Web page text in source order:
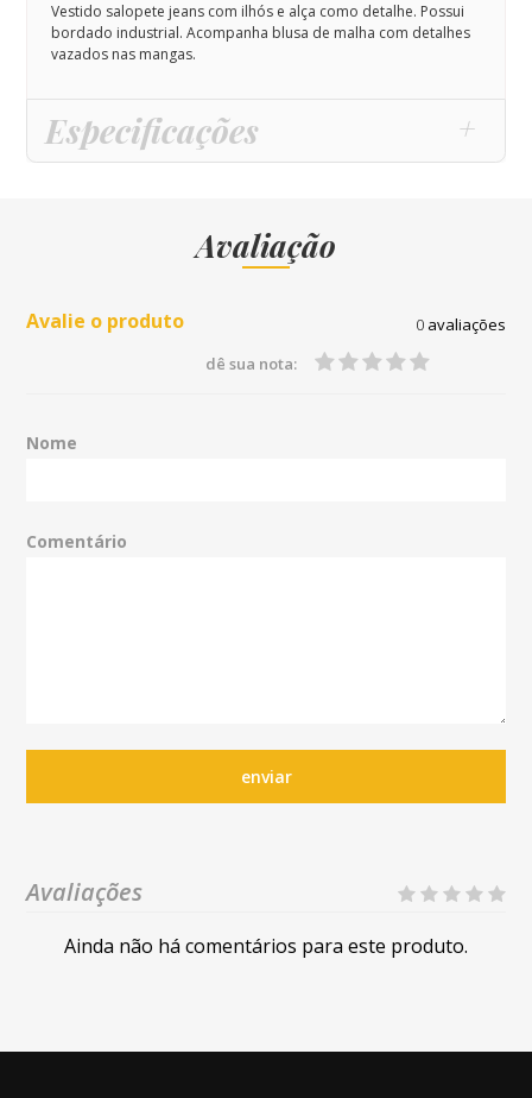
Vestido salopete jeans com ilhós e alça como detalhe. Possui
bordado industrial. Acompanha blusa de malha com detalhes
vazados nas mangas.
Especificações
Avaliação
Avalie o produto 0avaliações
dê sua nota:
Nome
Comentário
enviar
Avaliações
Ainda não há comentários para este produto.